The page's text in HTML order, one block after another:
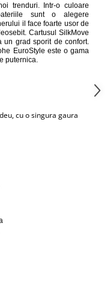
trenduri. Intr-o culoare
sunt o alegere
il face foarte usor de
Cartusul SilkMove
un grad sporit de confort.
EuroStyle este o gama
puternica.
cu o singura gaura